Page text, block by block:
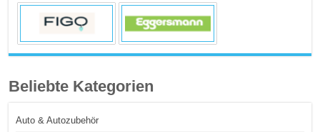
Beliebte Kategorien
Auto & Autozubehör